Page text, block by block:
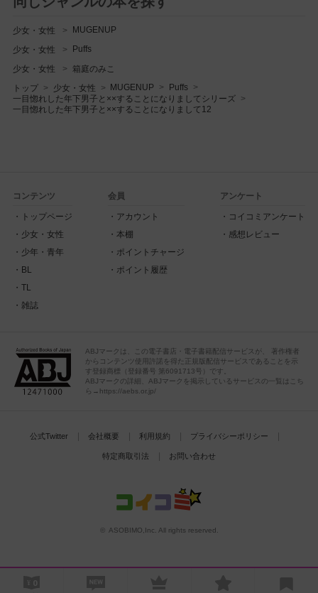
少女・女性 MUGENUP
少女・女性 Puffs
少女・女性 箱庭のみこ
トップ 少女・女性 MUGENUP
Puffs
一目惚れした年下男子と××することになりましてシリーズ
一目惚れした年下男子と××することになりまして12
コンテンツ
トップページ
少女・女性
少年・青年
BL
TL
雑誌
会員
アカウント
本棚
ポイントチャージ
ポイント履歴
アンケート
コイコミアンケート
感想レビュー
ABJマークは、この電子書店・電子書籍配信サービスが、 著作権者
からコンテンツ使用許諾を得た正規版配信サービスであることを示
す登録商標（登録番号 第6091713号）です。
ABJマークの詳細、ABJマークを掲示しているサービスの一覧はこち
ら→https://aebs.or.jp/
公式Twitter 会社概要 利用規約 プライバシーポリシー
特定商取引法 お問い合わせ
© ASOBIMO,Inc. All rights reserved.